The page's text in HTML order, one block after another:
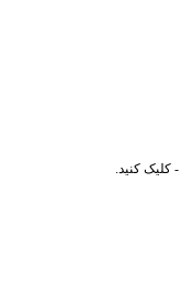
- کلیک کنید.